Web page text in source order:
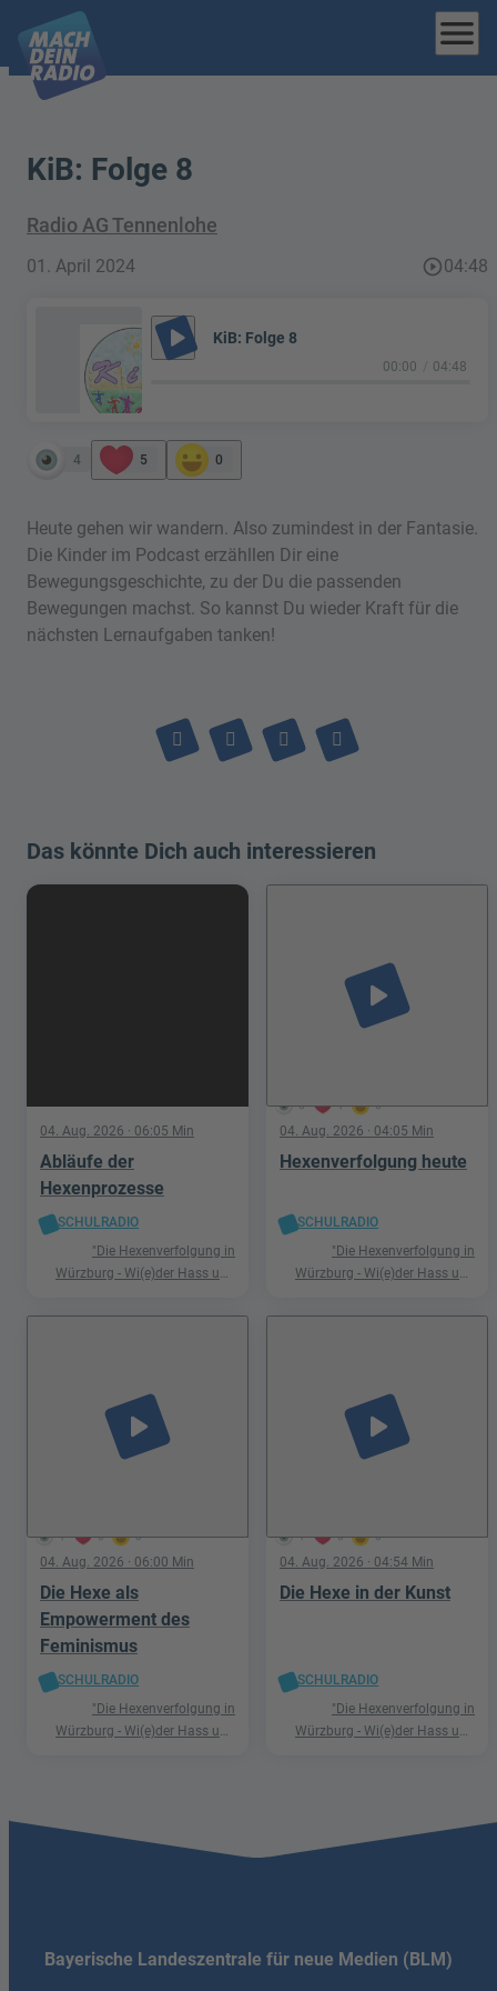
menu
KiB: Folge 8
Radio AG Tennenlohe
01. April 2024 play_circle_outline04:48
play_arrow KiB: Folge 8
00:00 04:48
4 5 0
Heute gehen wir wandern. Also zumindest in der Fantasie.
Die Kinder im Podcast erzähllen Dir eine
Bewegungsgeschichte, zu der Du die passenden
Bewegungen machst. So kannst Du wieder Kraft für die
nächsten Lernaufgaben tanken!
Das könnte Dich auch interessieren
04. Aug. 2026 · 06:05 Min
Abläufe der
Hexenprozesse
SCHULRADIO
"Die Hexenverfolgung in
Würzburg - Wi(e)der Hass und
5 1 0
play_arrow
04. Aug. 2026 · 04:05 Min
Hexenverfolgung heute
SCHULRADIO
"Die Hexenverfolgung in
Würzburg - Wi(e)der Hass und
1 0 0
play_arrow
04. Aug. 2026 · 06:00 Min
Die Hexe als
Empowerment des
Feminismus
SCHULRADIO
"Die Hexenverfolgung in
Würzburg - Wi(e)der Hass und
1 0 0
play_arrow
04. Aug. 2026 · 04:54 Min
Die Hexe in der Kunst
SCHULRADIO
"Die Hexenverfolgung in
Würzburg - Wi(e)der Hass und
Bayerische Landeszentrale für neue Medien (BLM)